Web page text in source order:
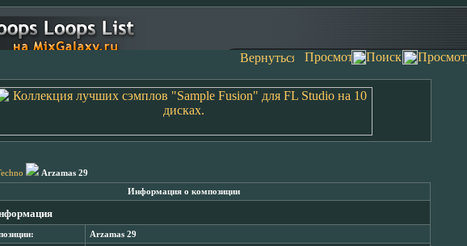
Arzamas 29
Информация о композиции
Arzamas 29